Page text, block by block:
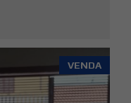
VENDA